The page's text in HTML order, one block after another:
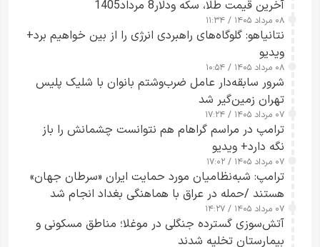
آخرین قیمت طلا، سکه ودلار8 مرداد1405
۰۸ مرداد ۱۴۰۵ / ۱۱:۳۴
نتانیاهو: گلوگاه‌های راهبردی انرژی را از بین خواهیم برد+
ویدیو
۰۸ مرداد ۱۴۰۵ / ۱۰:۵۴
شرور سابقه‌دار عامل ضرب‌وشتم بانوان با شلیک پلیس
تهران زمین‌گیر شد
۰۷ مرداد ۱۴۰۵ / ۱۷:۲۴
ترامپ در مراسم گراهام هم نتوانست چشمانش را باز
نگه دارد+ ویدیو
۰۷ مرداد ۱۴۰۵ / ۱۷:۰۲
ترامپ: شبه‌نظامیان مورد حمایت ایران «سرطان جهان»
هستند /حمله در عراق با هماهنگی بغداد انجام شد
۰۷ مرداد ۱۴۰۵ / ۱۴:۲۷
آتش‌سوزی گسترده جنگلی در موغلا؛ مناطق مسکونی و
بیمارستان تخلیه شدند